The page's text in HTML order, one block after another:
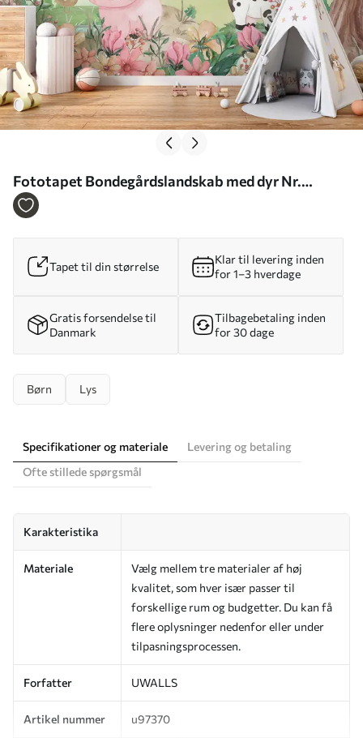
Fototapet Bondegårdslandskab med dyr Nr.
u97370
Tapet til din størrelse
Klar til levering inden
for 1–3 hverdage
Gratis forsendelse til
Danmark
Tilbagebetaling inden
for 30 dage
Børn Lys
Specifikationer og materiale
Levering og betaling
Ofte stillede spørgsmål
Karakteristika
Materiale
Vælg mellem tre materialer af høj
kvalitet, som hver især passer til
forskellige rum og budgetter. Du kan få
flere oplysninger nedenfor eller under
tilpasningsprocessen.
Forfatter UWALLS
Artikel nummer u97370